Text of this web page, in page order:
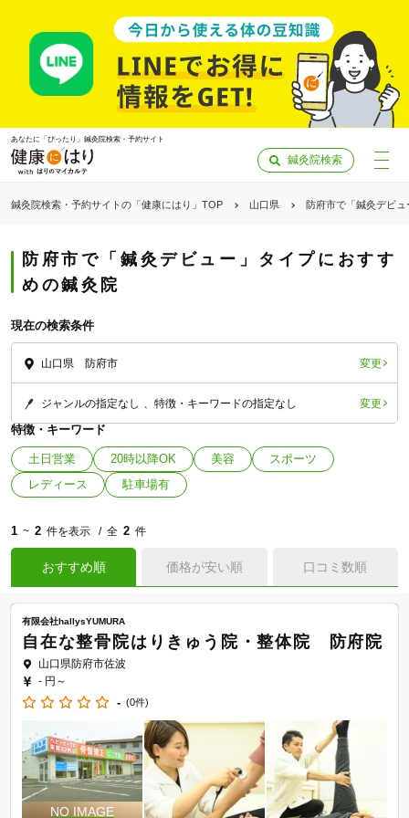
あなたに「ぴったり」鍼灸院検索・予約サイト
鍼灸院検索
鍼灸院検索・予約サイトの「健康にはり」TOP 山口県 防府市で「鍼灸デビ
防府市で「鍼灸デビュー」タイプにおすす
めの鍼灸院
現在の検索条件
山口県 防府市 変更
ジャンルの指定なし 特徴・キーワードの指定なし 変更
特徴・キーワード
土日営業 20時以降OK 美容
スポーツ
レディース
駐車場有
1 ~ 2 件を表示 全 2 件
おすすめ順 価格が安い順 口コミ数順
有限会社hallysYUMURA
自在な整骨院はりきゅう院・整体院 防府院
山口県防府市佐波
- 円～
- (0件)
「健康にはりを見た」